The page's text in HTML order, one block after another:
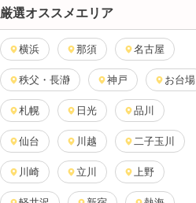
厳選オススメエリア
横浜 那須 名古屋
秩父・長瀞 神戸 お台場
札幌 日光 品川
仙台 川越 二子玉川
川崎 立川 上野